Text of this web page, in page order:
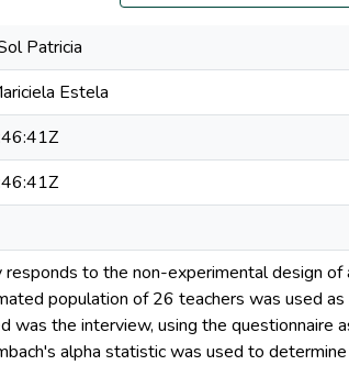
Patricia
Estela
to the non-experimental design
population of 26 teachers was used
was the interview, using the
alpha statistic was used to